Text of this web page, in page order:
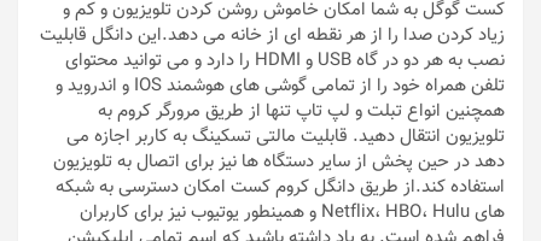
کست گوگل به شما امکان خاموش روشن کردن تلویزیون و کم و
زیاد کردن صدا را از هر نقطه ای از خانه می دهد.این دانگل قابلیت
نصب به هر دو در گاه USB و HDMI را دارد و می توانید محتوای
تلفن همراه خود را از تمامی گوشی های هوشمند IOS و اندروید و
همچنین انواع تبلت و لپ تاپ تنها از طریق مرورگر کروم به
تلویزیون انتقال دهید. قابلیت مالتی تسکینگ به کاربر اجازه می
دهد در حین پخش از سایر دستگاه ها نیز برای اتصال به تلویزیون
استفاده کند.از طریق دانگل کروم کست امکان دسترسی به شبکه
های Netflix، HBO، Hulu و همینطور یوتیوب نیز برای کاربران